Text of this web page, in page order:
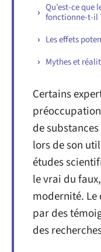
Qu’est-ce
fonctionne-t-il
Les effets
Mythes et
Certains
de
lors de son
études
le vrai du
modernité.
par des
des